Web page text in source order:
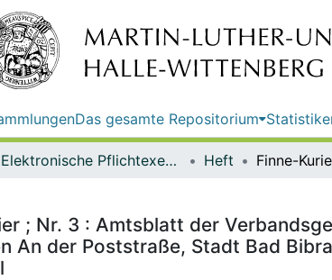
Das gesamte Repositorium
Elektronische Pflichtexemplare Heft
; Nr. 3 : Amtsblatt der
An der Poststraße, Stadt Bad